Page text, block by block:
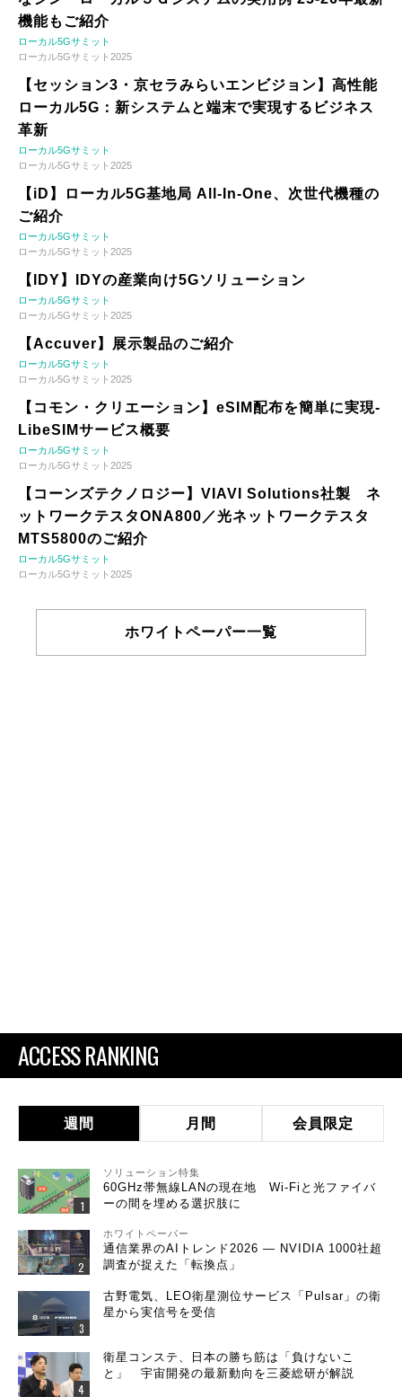
機能もご紹介
ローカル5Gサミット
ローカル5Gサミット2025
【セッション3・京セラみらいエンビジョン】高性能
ローカル5G：新システムと端末で実現するビジネス
革新
ローカル5Gサミット
ローカル5Gサミット2025
【iD】ローカル5G基地局 All-In-One、次世代機種の
ご紹介
ローカル5Gサミット
ローカル5Gサミット2025
【IDY】IDYの産業向け5Gソリューション
ローカル5Gサミット
ローカル5Gサミット2025
【Accuver】展示製品のご紹介
ローカル5Gサミット
ローカル5Gサミット2025
【コモン・クリエーション】eSIM配布を簡単に実現-
LibeSIMサービス概要
ローカル5Gサミット
ローカル5Gサミット2025
【コーンズテクノロジー】VIAVI Solutions社製 ネ
ットワークテスタONA800／光ネットワークテスタ
MTS5800のご紹介
ローカル5Gサミット
ローカル5Gサミット2025
ホワイトペーパー一覧
ACCESS RANKING
週間 月間 会員限定
ソリューション特集
60GHz帯無線LANの現在地 Wi-Fiと光ファイバ
ーの間を埋める選択肢に
ホワイトペーパー
通信業界のAIトレンド2026 ― NVIDIA 1000社超
調査が捉えた「転換点」
古野電気、LEO衛星測位サービス「Pulsar」の衛
星から実信号を受信
衛星コンステ、日本の勝ち筋は「負けないこ
と」 宇宙開発の最新動向を三菱総研が解説